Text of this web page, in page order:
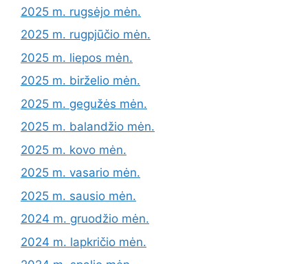
2025 m. rugsėjo mėn.
2025 m. rugpjūčio mėn.
2025 m. liepos mėn.
2025 m. birželio mėn.
2025 m. gegužės mėn.
2025 m. balandžio mėn.
2025 m. kovo mėn.
2025 m. vasario mėn.
2025 m. sausio mėn.
2024 m. gruodžio mėn.
2024 m. lapkričio mėn.